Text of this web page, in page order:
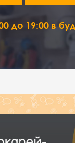
до 19:00 в